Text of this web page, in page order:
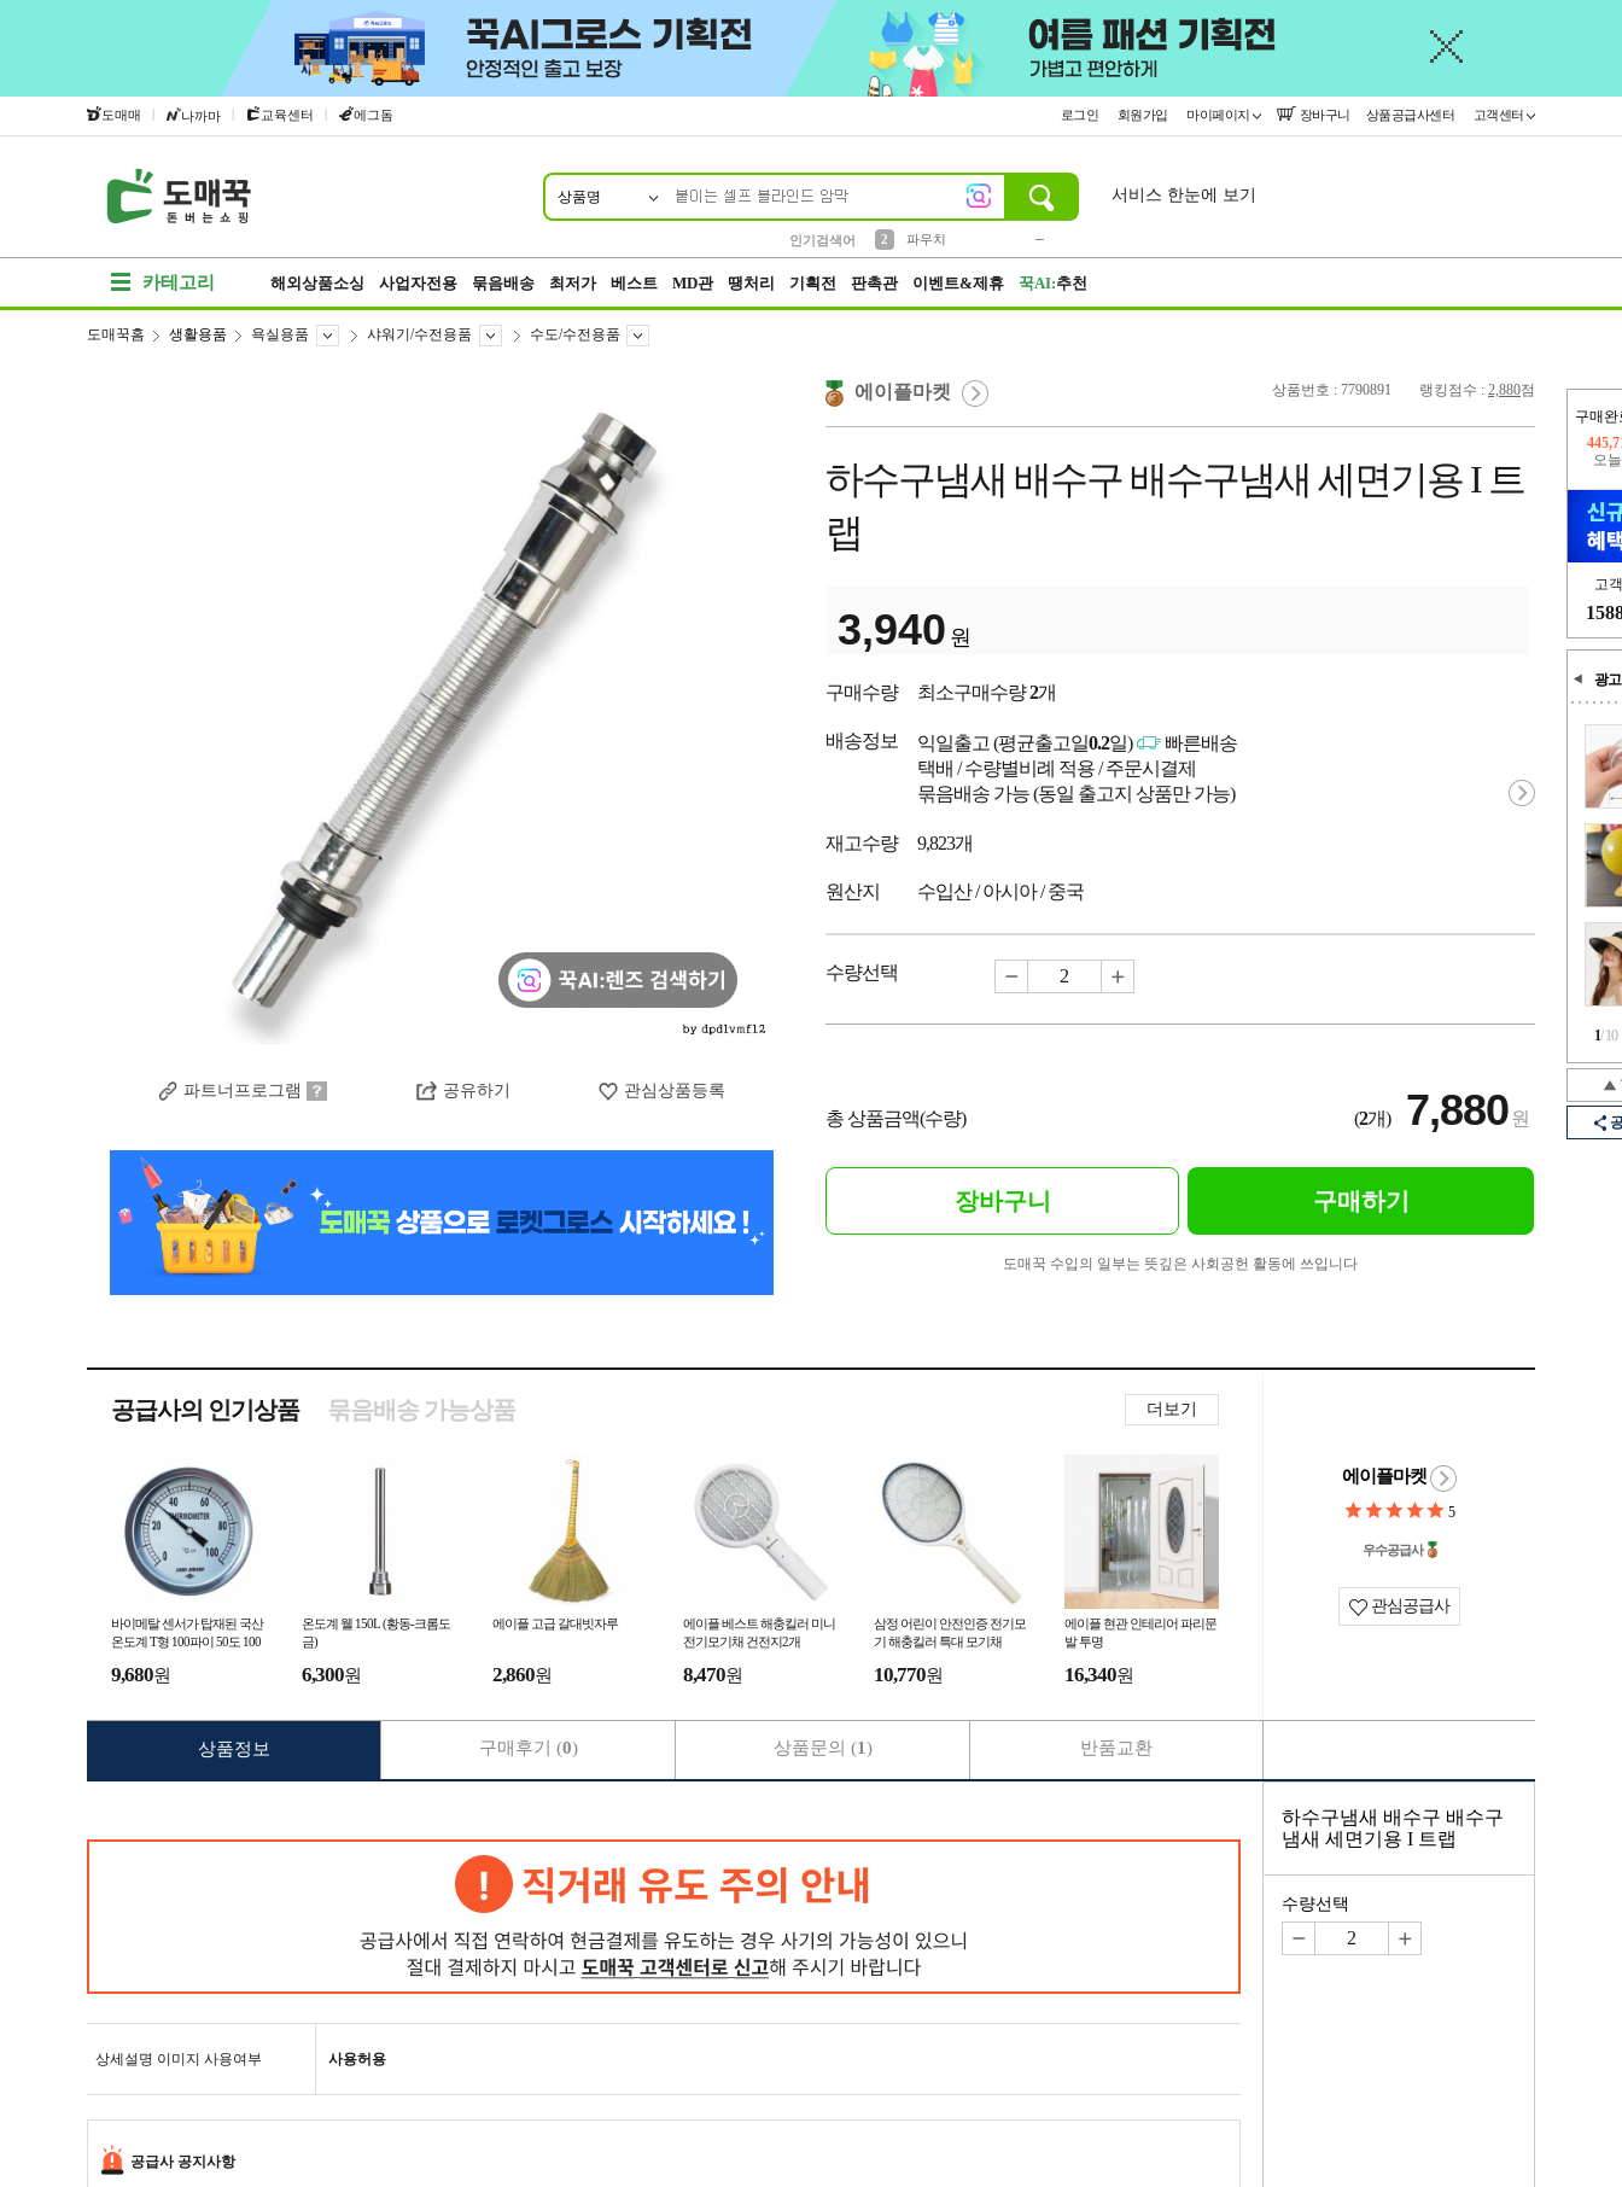
도매매 | 나까마 | 교육센터 | 에그돔 로그인 회원가입 마이페이지 장바구니 상품공급사센터 고객센터
상품명
인기검색어
2
파우치
서비스 한눈에 보기
카테고리 해외상품소싱 사업자전용 묶음배송 최저가 베스트 MD관 땡처리 기획전 판촉관 이벤트&제휴 꾹AI:추천
구매완
오
고
광고
1/10
도매꾹홈 생활용품 욕실용품 샤워기/수전용품 수도/수전용품
파트너프로그램 공유하기 관심상품등록
상품번호 : 7790891 랭킹점수 : 2,880점
에이플마켓
하수구냄새 배수구 배수구냄새 세면기용 I 트
랩
3,940 원
구매수량 최소구매수량2개
배송정보 익일출고 (평균출고일0.2일)
빠른배송
택배 / 수량별비례 적용 / 주문시결제
묶음배송 가능 (동일 출고지 상품만 가능)
재고수량 9,823개
원산지 수입산 / 아시아 / 중국
수량선택
총 상품금액(수량) (2개) 7,880원
장바구니 구매하기
도매꾹 수입의 일부는 뜻깊은 사회공헌 활동에 쓰입니다
공급사의 인기상품 더보기
묶음배송 가능상품
바이메탈 센서가 탑재된 국산
온도계 T형 100파이 50도 100
9,680원
온도계 웰 150L (황동-크롬도
금)
6,300원
에이플 고급 갈대빗자루
2,860원
에이플 베스트 해충킬러 미니
전기모기채 건전지2개
8,470원
삼정 어린이 안전인증 전기모
기 해충킬러 특대 모기채
10,770원
에이플 현관 인테리어 파리문
발 투명
16,340원
에이플마켓
5
우수공급사
관심공급사
상세설명 이미지 사용여부 사용허용
공급사 공지사항
상품정보 구매후기 (0) 상품문의 (1) 반품교환
하수구냄새 배수구 배수구
냄새 세면기용 I 트랩
수량선택